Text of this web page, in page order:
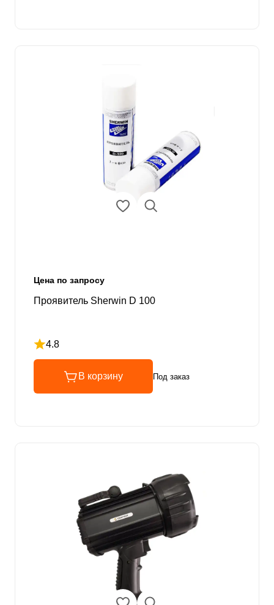
Цена по запросу
Проявитель Sherwin D 100
4.8
Рейтинг 4.8 из 5
В корзину Под заказ